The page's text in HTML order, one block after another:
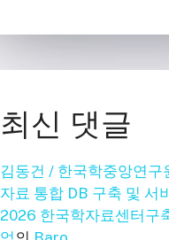
최신 댓글
김동건 / 한국학중앙연구
자료 통합 DB 구축 및 서
2026 한국학자료센터구